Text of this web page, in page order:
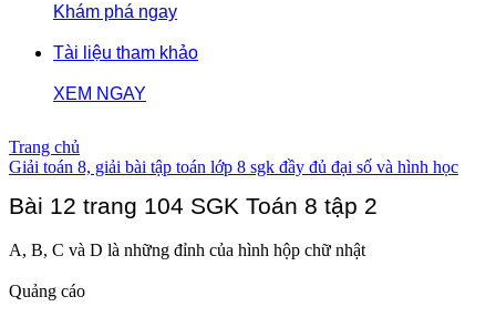
Khám phá ngay
Tài liệu tham khảo
XEM NGAY
Trang chủ
Giải toán 8, giải bài tập toán lớp 8 sgk đầy đủ đại số và hình học
Bài 12 trang 104 SGK Toán 8 tập 2
A, B, C và D là những đỉnh của hình hộp chữ nhật
Quảng cáo